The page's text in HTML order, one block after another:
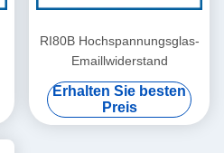
RI80B Hochspannungsglas-
Emaillwiderstand
Erhalten Sie besten
Preis